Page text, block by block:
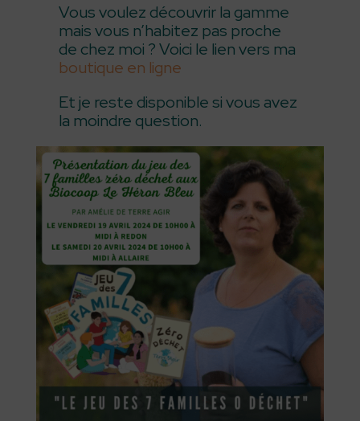
Vous voulez découvrir la gamme
mais vous n’habitez pas proche
de chez moi ? Voici le lien vers ma
boutique en ligne
Et je reste disponible si vous avez
la moindre question.